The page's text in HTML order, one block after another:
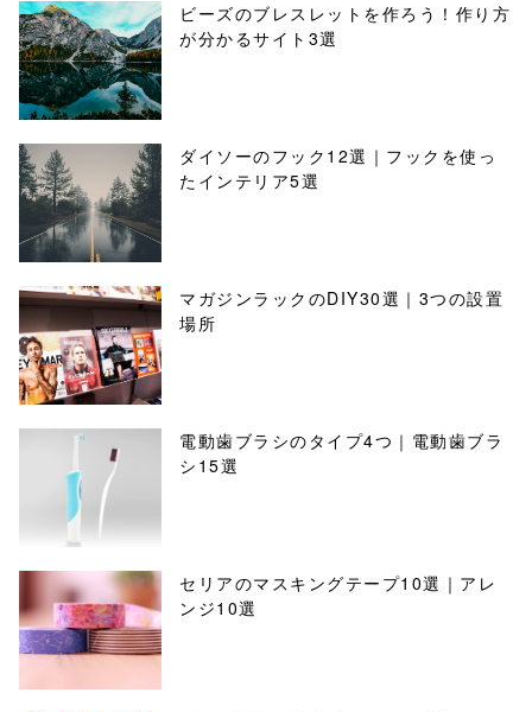
ビーズのブレスレットを作ろう！作り方
が分かるサイト3選
ダイソーのフック12選｜フックを使っ
たインテリア5選
マガジンラックのDIY30選｜3つの設置
場所
電動歯ブラシのタイプ4つ｜電動歯ブラ
シ15選
セリアのマスキングテープ10選｜アレ
ンジ10選